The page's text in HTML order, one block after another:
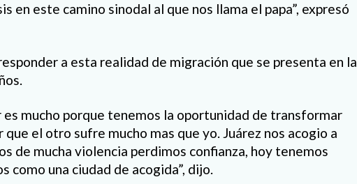
en este camino sinodal al que nos llama el papa”, expresó
a esta realidad de migración que se presenta en la
es mucho porque tenemos la oportunidad de transformar
el otro sufre mucho mas que yo. Juárez nos acogio a
de mucha violencia perdimos confianza, hoy tenemos
como una ciudad de acogida”, dijo.